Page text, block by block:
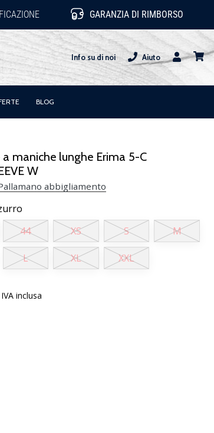
GARANZIA DI RIMBORSO
Info su di noi
Aiuto
Utente
BLOG
maniche lunghe Erima 5-C
W
abbigliamento
44 XS S M
L XL XXL
IVA inclusa